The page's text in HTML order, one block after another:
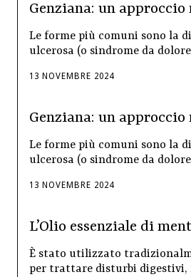
Genziana: un
Le forme più comuni sono la
ulcerosa (o sindrome da
13 NOVEMBRE 2024
Genziana: un
Le forme più comuni sono la
ulcerosa (o sindrome da
13 NOVEMBRE 2024
L’Olio essenziale di
È stato utilizzato
per trattare disturbi digestivi,